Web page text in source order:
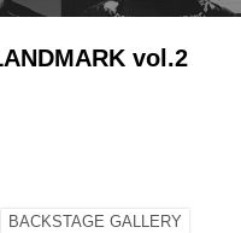
vol.2
BACKSTAGE GALLERY